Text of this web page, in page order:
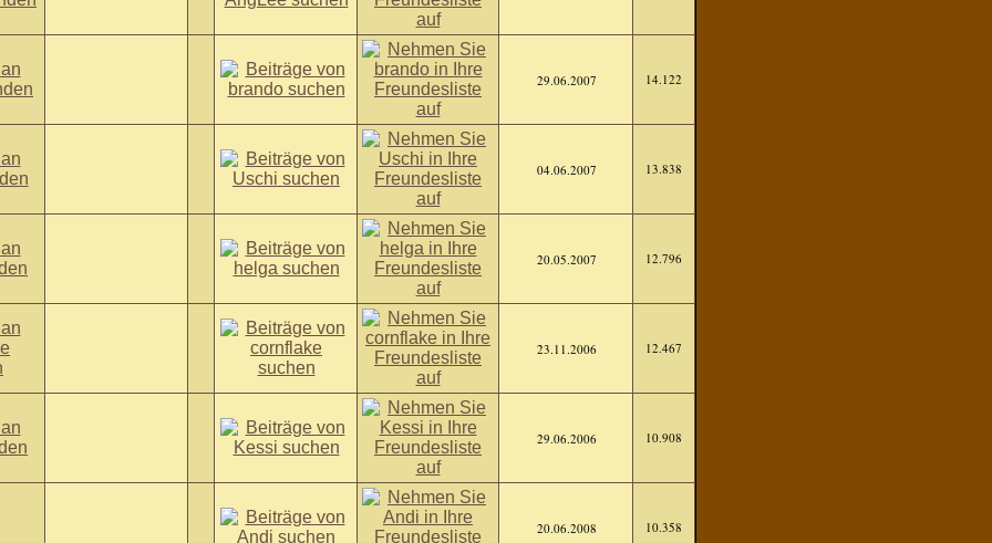
29.06.2007 14.122
04.06.2007 13.838
20.05.2007 12.796
23.11.2006 12.467
29.06.2006 10.908
20.06.2008 10.358